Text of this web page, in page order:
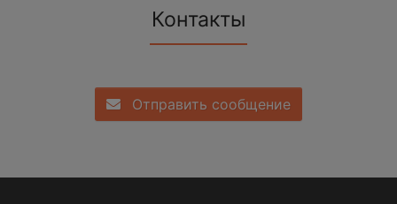
Контакты
Отправить сообщение